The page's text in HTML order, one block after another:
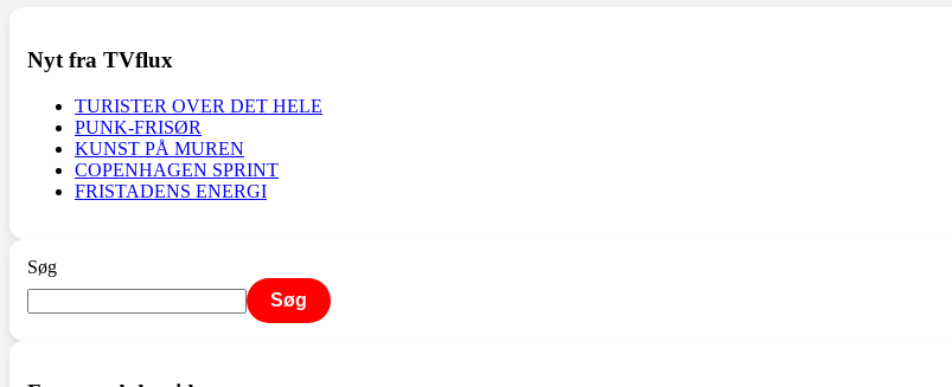
Nyt fra TVflux
TURISTER OVER DET HELE
PUNK-FRISØR
KUNST PÅ MUREN
COPENHAGEN SPRINT
FRISTADENS ENERGI
Søg
Søg